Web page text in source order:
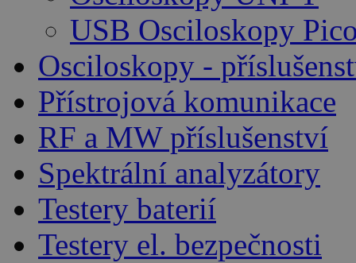
USB Osciloskopy
Osciloskopy -
Přístrojová komunikace
RF a MW příslušenství
Spektrální analyzátory
Testery baterií
Testery el. bezpečnosti